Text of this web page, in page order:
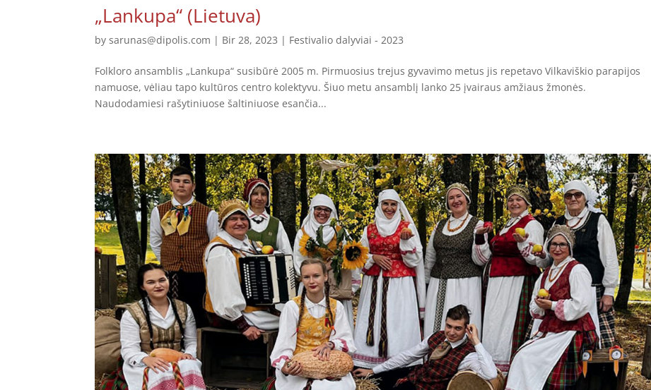
„Lankupa“ (Lietuva)
bysarunas@dipolis.com | Bir 28, 2023 | Festivalio dalyviai - 2023
Folkloro ansamblis „Lankupa“ susibūrė 2005 m. Pirmuosius trejus gyvavimo metus jis repetavo Vilkaviškio parapijos
namuose, vėliau tapo kultūros centro kolektyvu. Šiuo metu ansamblį lanko 25 įvairaus amžiaus žmonės.
Naudodamiesi rašytiniuose šaltiniuose esančia...